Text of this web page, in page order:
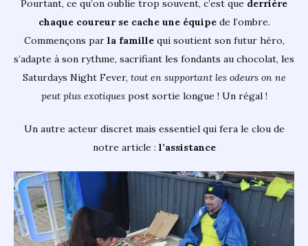
Pourtant, ce qu’on oublie trop souvent, c’est que derrière
chaque coureur se cache une équipede l’ombre.
Commençons par la famillequi soutient son futur héro,
s’adapte à son rythme, sacrifiant les fondants au chocolat, les
Saturdays Night Fever, tout en supportant les odeurs on ne
peut plus exotiques post sortie longue ! Un régal !
Un autre acteur discret mais essentiel qui fera le clou de
notre article : l’assistance